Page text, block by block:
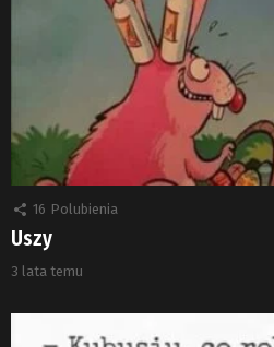
16 Polubienia
Uszy
3 lata temu